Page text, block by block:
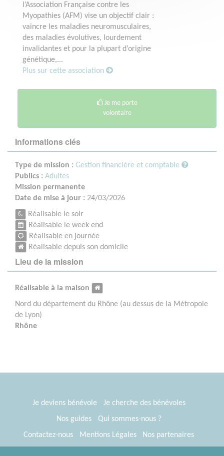
l’Association Française contre les
Myopathies (AFM) vise un objectif clair :
vaincre les maladies neuromusculaires,
des maladies évolutives, lourdement
invalidantes et pour la plupart d’origine
génétique,...
Plus sur cette association
Je me porte
volontaire
Informations clés
Type de mission : Gestion financière et comptable
Publics : Adultes
Mission permanente
Date de mise à jour : 24/03/2026
Réalisable le soir
Réalisable le week end
Réalisable en journée
Réalisable depuis son domicile
Lieu de la mission
Réalisable à la maison
Nord du département du Rhône (au dessus de la Métropole
de Lyon)
Rhône
Je deviens bénévole
Je cherche des bénévoles
Nos guides
Qui sommes-nous ?
Contactez-nous
Mentions Légales
Nos partenaires